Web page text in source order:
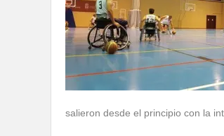
salieron desde el principio con la